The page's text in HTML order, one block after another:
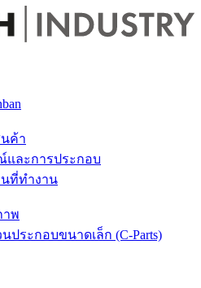
ค้า
และการประกอบ
ที่ทำงาน
พ
ประกอบขนาดเล็ก (C-Parts)